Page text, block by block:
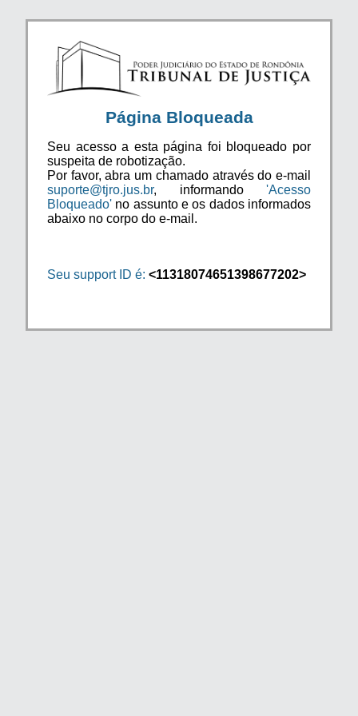
Página Bloqueada
Seu acesso a esta página foi bloqueado por
suspeita de robotização.
Por favor, abra um chamado através do e-mail
suporte@tjro.jus.br, informando 'Acesso
Bloqueado' no assunto e os dados informados
abaixo no corpo do e-mail.
Seu support ID é: <11318074651398677202>